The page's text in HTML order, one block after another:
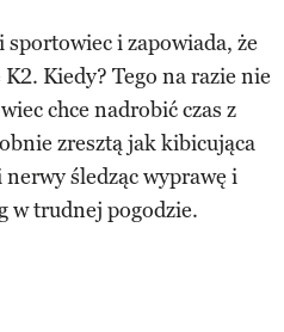
i zapowiada, że
Kiedy? Tego na razie nie
chce nadrobić czas z
zresztą jak kibicująca
śledząc wyprawę i
w trudnej pogodzie.